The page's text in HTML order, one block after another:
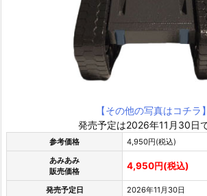
【その他の写真はコチラ】
発売予定は2026年11月30日で
参考価格
4,950円(税込)
あみあみ
販売価格
4,950円(税込)
発売予定日 2026年11月30日